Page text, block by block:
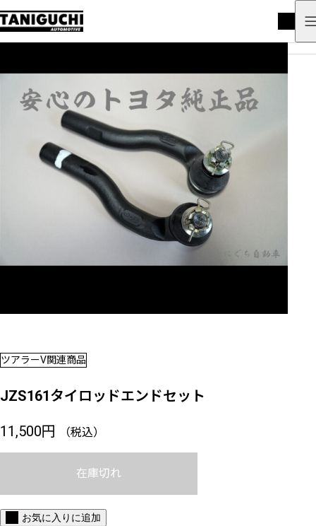
ツアラーV関連商品
JZS161タイロッドエンドセット
11,500円 （税込）
在庫切れ
お気に入りに追加